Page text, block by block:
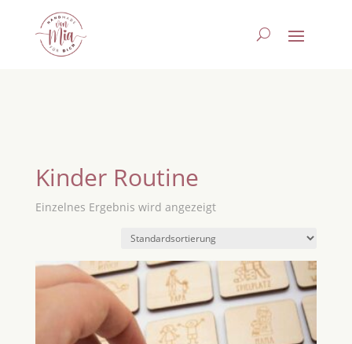
Kinder Routine
Einzelnes Ergebnis wird angezeigt